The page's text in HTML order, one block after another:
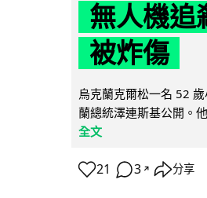
無人機追
被炸傷
烏克蘭克爾松一名 52
蘭總統澤連斯基公開。
全文
21 3 ↗ 分享